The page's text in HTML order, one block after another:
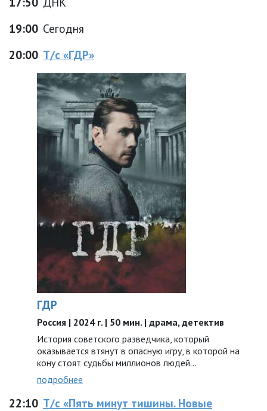
19:00 Сегодня
20:00 Т/с «ГДР»
ГДР
Россия | 2024 г. | 50 мин. | драма, детектив
История советского разведчика, который
оказывается втянут в опасную игру, в которой на
кону стоят судьбы миллионов людей…
подробнее
22:10 Т/с «Пять минут тишины. Новые